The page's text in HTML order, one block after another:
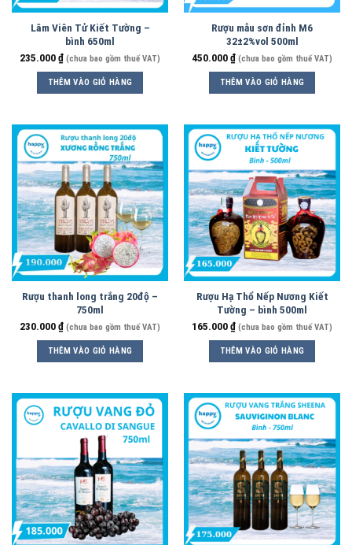
Lâm Viên Tử Kiết Tường –
bình 650ml
235.000₫ (chưa bao gồm thuế VAT)
THÊM VÀO GIỎ HÀNG
Rượu mẫu sơn đỉnh M6
32±2%vol 500ml
450.000₫ (chưa bao gồm thuế VAT)
THÊM VÀO GIỎ HÀNG
Rượu thanh long trắng 20độ –
750ml
230.000₫ (chưa bao gồm thuế VAT)
THÊM VÀO GIỎ HÀNG
Rượu Hạ Thổ Nếp Nương Kiết
Tường – bình 500ml
165.000₫ (chưa bao gồm thuế VAT)
THÊM VÀO GIỎ HÀNG